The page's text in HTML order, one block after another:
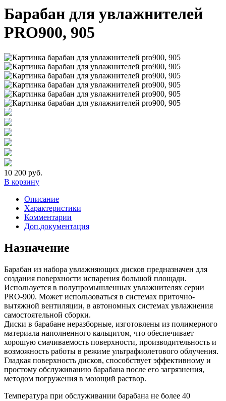
Барабан для увлажнителей
PRO900, 905
10 200 руб.
В корзину
Описание
Характеристики
Комментарии
Доп.документация
Назначение
Барабан из набора увлажняющих дисков предназначен для
создания поверхности испарения большой площади.
Используется в полупромышленных увлажнителях серии
PRO-900. Может использоваться в системах приточно-
вытяжной вентиляции, в автономных системах увлажнения
самостоятельной сборки.
Диски в барабане неразборные, изготовлены из полимерного
материала наполненного кальцитом, что обеспечивает
хорошую смачиваемость поверхности, производительность и
возможность работы в режиме ультрафиолетового облучения.
Гладкая поверхность дисков, способствует эффективному и
простому обслуживанию барабана после его загрязнения,
методом погружения в моющий раствор.
Температура при обслуживании барабана не более 40